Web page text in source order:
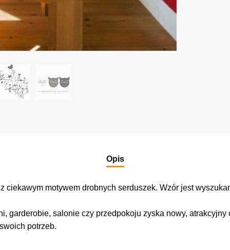
Opis
ciekawym motywem drobnych serduszek. Wzór jest
garderobie, salonie czy przedpokoju zyska nowy, atrakcyjny
potrzeb.